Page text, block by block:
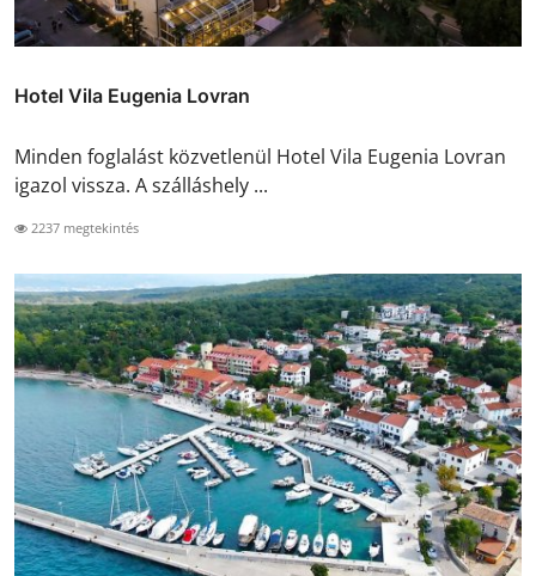
Hotel Vila Eugenia Lovran
Minden foglalást közvetlenül Hotel Vila Eugenia Lovran
igazol vissza. A szálláshely ...
2237 megtekintés